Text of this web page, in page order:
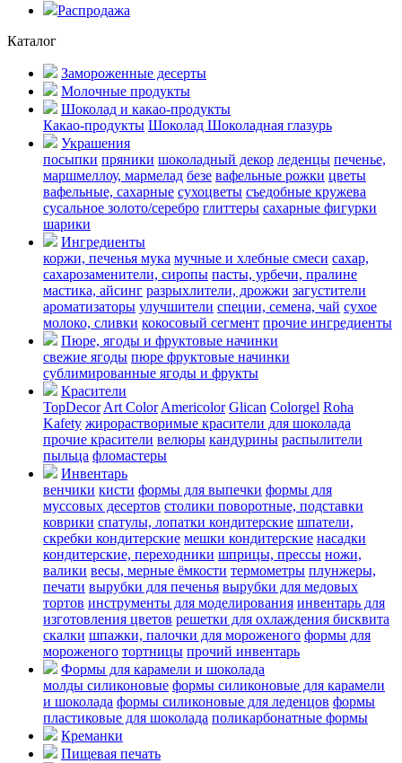
Распродажа
Каталог
Замороженные десерты
Молочные продукты
Шоколад и какао-продукты
Какао-продукты Шоколад Шоколадная глазурь
Украшения
посыпки пряники шоколадный декор леденцы печенье,
маршмеллоу, мармелад безе вафельные рожки цветы
вафельные, сахарные сухоцветы съедобные кружева
сусальное золото/серебро глиттеры сахарные фигурки
шарики
Ингредиенты
коржи, печенья мука мучные и хлебные смеси сахар,
сахарозаменители, сиропы пасты, урбечи, пралине
мастика, айсинг разрыхлители, дрожжи загустители
ароматизаторы улучшители специи, семена, чай сухое
молоко, сливки кокосовый сегмент прочие ингредиенты
Пюре, ягоды и фруктовые начинки
свежие ягоды пюре фруктовые начинки
сублимированные ягоды и фрукты
Красители
TopDecor Art Color Americolor Glican Colorgel Roha
Kafety жирорастворимые красители для шоколада
прочие красители велюры кандурины распылители
пыльца фломастеры
Инвентарь
венчики кисти формы для выпечки формы для
муссовых десертов столики поворотные, подставки
коврики cпатулы, лопатки кондитерские шпатели,
скребки кондитерские мешки кондитерские насадки
кондитерские, переходники шприцы, прессы ножи,
валики весы, мерные ёмкости термометры плунжеры,
печати вырубки для печенья вырубки для медовых
тортов инструменты для моделирования инвентарь для
изготовления цветов решетки для охлаждения бисквита
скалки шпажки, палочки для мороженого формы для
мороженого тортницы прочий инвентарь
Формы для карамели и шоколада
молды силиконовые формы силиконовые для карамели
и шоколада формы силиконовые для леденцов формы
пластиковые для шоколада поликарбонатные формы
Креманки
Пищевая печать